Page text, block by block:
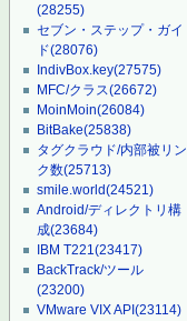
(28255)
セブン・ステップ・ガイ
ド(28076)
IndivBox.key(27575)
MFC/クラス(26672)
MoinMoin(26084)
BitBake(25838)
タグクラウド/内部被リン
ク数(25713)
smile.world(24521)
Android/ディレクトリ構
成(23684)
IBM T221(23417)
BackTrack/ツール
(23200)
VMware VIX API(23114)